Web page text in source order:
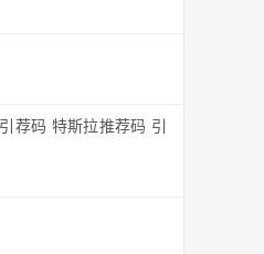
荐码 特斯拉推荐码 引